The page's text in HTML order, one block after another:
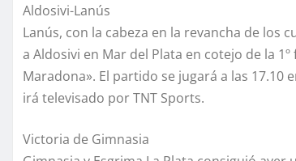
Aldosivi-Lanús
Lanús, con la cabeza en la revancha de los
a Aldosivi en Mar del Plata en cotejo de la
Maradona». El partido se jugará a las 17.10
irá televisado por TNT Sports.
Victoria de Gimnasia